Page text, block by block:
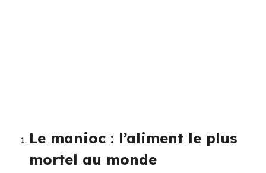
Le manioc : l’aliment le plus
mortel au monde